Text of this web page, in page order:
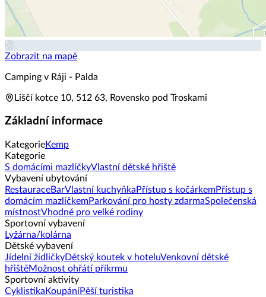
Zobrazit na mapě
Camping v Ráji - Palda
Liščí kotce 10, 512 63, Rovensko pod Troskami
Základní informace
KategorieKemp
Kategorie
S domácími mazlíčkyVlastní dětské hřiště
Vybavení ubytování
RestauraceBarVlastní kuchyňka Přístup s kočárkemPřístup s
domácím mazlíčkemParkování pro hosty zdarmaSpolečenská
místnostVhodné pro velké rodiny
Sportovní vybavení
Lyžárna/kolárna
Dětské vybavení
Jídelní židličkyDětský koutek v hoteluVenkovní dětské
hřištěMožnost ohřátí příkrmu
Sportovní aktivity
Cyklistika KoupáníPěší turistika